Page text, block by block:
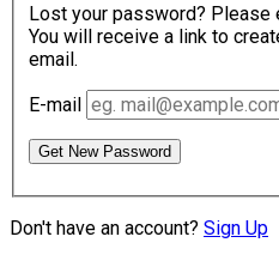
Lost your password? Please
You will receive a link to
email.
E-mail
Get New Password
Don't have an account? Sign Up